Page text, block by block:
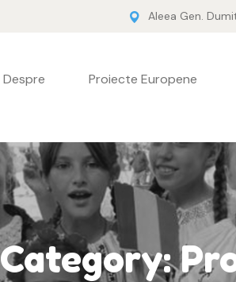
Aleea Gen.
Despre Proiecte Europene
Category: